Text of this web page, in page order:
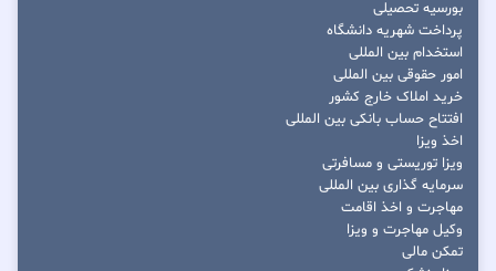
بورسیه تحصیلی
پرداخت شهریه دانشگاه
استخدام بین المللی
امور حقوقی بین المللی
خرید املاک خارج کشور
افتتاح حساب بانکی بین المللی
اخذ ویزا
ویزا توریستی و مسافرتی
سرمایه گذاری بین المللی
مهاجرت و اخذ اقامت
وکیل مهاجرت و ویزا
تمکن مالی